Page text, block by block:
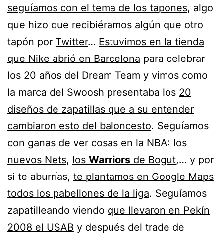
seguíamos con el tema de los tapones, algo
que hizo que recibiéramos algún que otro
tapón por Twitter… Estuvimos en la tienda
que Nike abrió en Barcelona para celebrar
los 20 años del Dream Team y vimos como
la marca del Swoosh presentaba los 20
diseños de zapatillas que a su entender
cambiaron esto del baloncesto. Seguíamos
con ganas de ver cosas en la NBA: los
nuevos Nets, los Warriors de Bogut,… y por
si te aburrías, te plantamos en Google Maps
todos los pabellones de la liga. Seguíamos
zapatilleando viendo que llevaron en Pekín
2008 el USAB y después del trade de